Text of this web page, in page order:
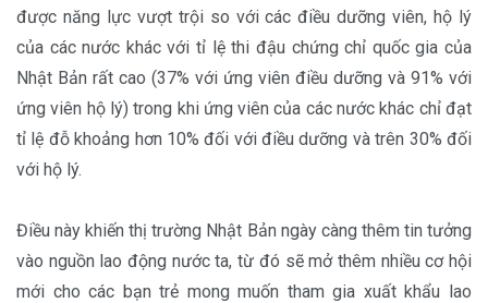
được năng lực vượt trội so với các điều dưỡng viên, hộ lý
của các nước khác với tỉ lệ thi đậu chứng chỉ quốc gia của
Nhật Bản rất cao (37% với ứng viên điều dưỡng và 91% với
ứng viên hộ lý) trong khi ứng viên của các nước khác chỉ đạt
tỉ lệ đỗ khoảng hơn 10% đối với điều dưỡng và trên 30% đối
với hộ lý.
Điều này khiến thị trường Nhật Bản ngày càng thêm tin tưởng
vào nguồn lao động nước ta, từ đó sẽ mở thêm nhiều cơ hội
mới cho các bạn trẻ mong muốn tham gia xuất khẩu lao